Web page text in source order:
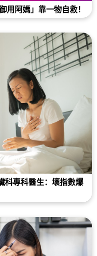
用阿媽」靠一物自救！
科專科醫生：壞指數爆